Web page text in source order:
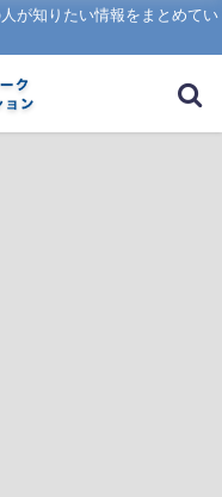
が知りたい情報をまとめてい